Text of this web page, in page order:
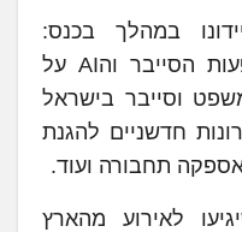
במהלך בכנס:
מלחמת חרבות ברזל והשפעות הסייבר והAI על
וסייבר בישראל
חדשניים להגנת
תחבורה ועוד.
לאירוע מהארץ